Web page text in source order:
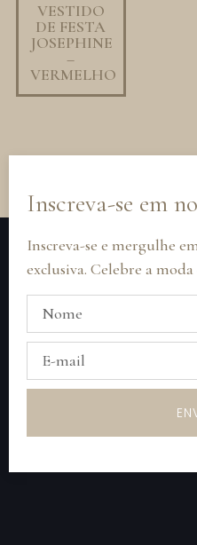
VESTIDO
DE FESTA
JOSEPHINE
–
VERMELHO
Inscreva-se em
Inscreva-se e mergulhe
exclusiva. Celebre a moda